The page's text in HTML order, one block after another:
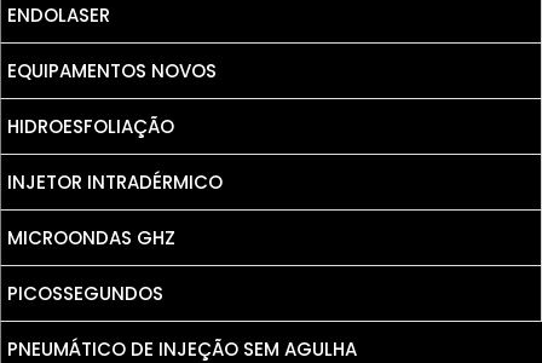
ENDOLASER
EQUIPAMENTOS NOVOS
HIDROESFOLIAÇÃO
INJETOR INTRADÉRMICO
MICROONDAS GHZ
PICOSSEGUNDOS
PNEUMÁTICO DE INJEÇÃO SEM AGULHA